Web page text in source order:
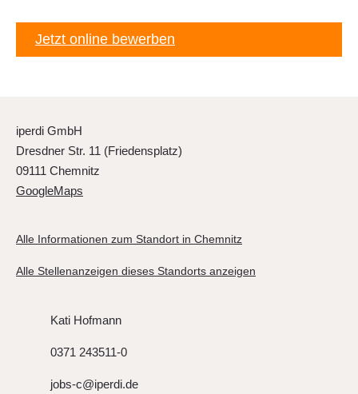
Jetzt online bewerben
iperdi GmbH
Dresdner Str. 11 (Friedensplatz)
09111 Chemnitz
GoogleMaps
Alle Informationen zum Standort in Chemnitz
Alle Stellenanzeigen dieses Standorts anzeigen
Kati Hofmann
0371 243511-0
jobs-c@iperdi.de